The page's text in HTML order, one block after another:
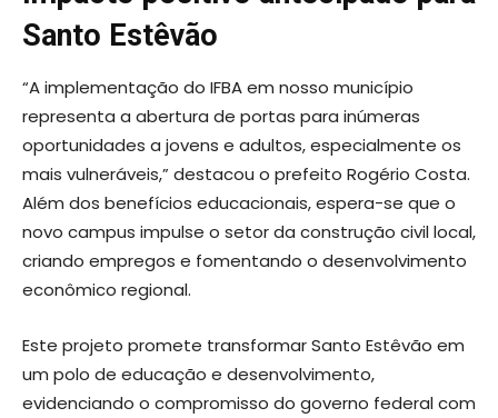
Santo Estêvão
“A implementação do IFBA em nosso município
representa a abertura de portas para inúmeras
oportunidades a jovens e adultos, especialmente os
mais vulneráveis,” destacou o prefeito Rogério Costa.
Além dos benefícios educacionais, espera-se que o
novo campus impulse o setor da construção civil local,
criando empregos e fomentando o desenvolvimento
econômico regional.
Este projeto promete transformar Santo Estêvão em
um polo de educação e desenvolvimento,
evidenciando o compromisso do governo federal com